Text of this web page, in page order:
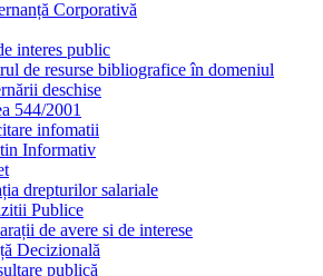
Corporativă
interes public
de resurse bibliografice în domeniul
deschise
544/2001
infomatii
Informativ
drepturilor salariale
Publice
de avere si de interese
Decizională
publică